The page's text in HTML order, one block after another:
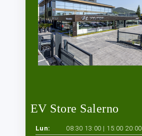
EV Store Salerno
Lun: 08:30 13:00 | 15:00 20:00